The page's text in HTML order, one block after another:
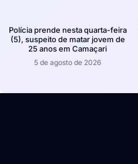
Polícia prende nesta quarta-feira
(5), suspeito de matar jovem de
25 anos em Camaçari
5 de agosto de 2026